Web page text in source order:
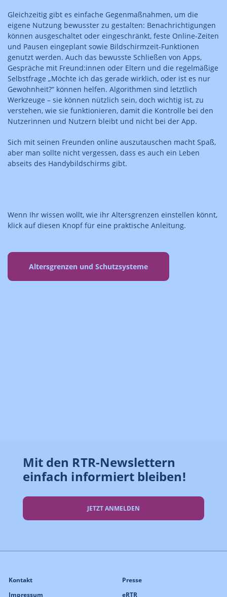
Gleichzeitig gibt es einfache Gegenmaßnahmen, um die
eigene Nutzung bewusster zu gestalten: Benachrichtigungen
können ausgeschaltet oder eingeschränkt, feste Online-Zeiten
und Pausen eingeplant sowie Bildschirmzeit-Funktionen
genutzt werden. Auch das bewusste Schließen von Apps,
Gespräche mit Freund:innen oder Eltern und die regelmäßige
Selbstfrage „Möchte ich das gerade wirklich, oder ist es nur
Gewohnheit?“ können helfen. Algorithmen sind letztlich
Werkzeuge – sie können nützlich sein, doch wichtig ist, zu
verstehen, wie sie funktionieren, damit die Kontrolle bei den
Nutzerinnen und Nutzern bleibt und nicht bei der App.
Sich mit seinen Freunden online auszutauschen macht Spaß,
aber man sollte nicht vergessen, dass es auch ein Leben
abseits des Handybildschirms gibt.
Wenn Ihr wissen wollt, wie ihr Altersgrenzen einstellen könnt,
klick auf diesen Knopf für eine praktische Anleitung.
Altersgrenzen und Schutzsysteme
Mit den RTR-Newslettern
einfach informiert bleiben!
JETZT ANMELDEN
Kontakt
Impressum
Presse
eRTR